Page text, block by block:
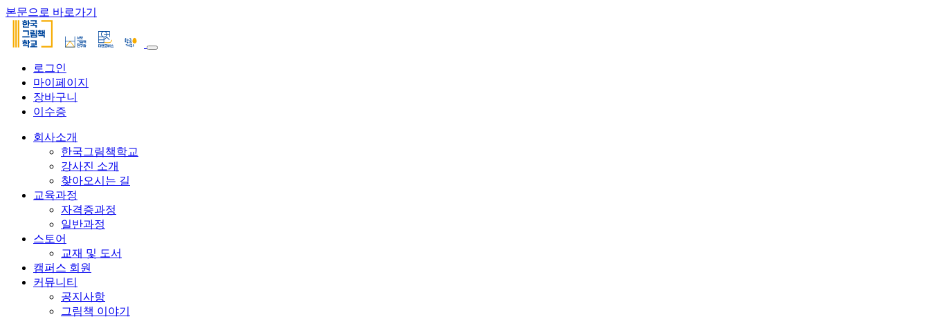
본문으로 바로가기
로그인
마이페이지
장바구니
이수증
회사소개
한국그림책학교
강사진 소개
찾아오시는 길
교육과정
자격증과정
일반과정
스토어
교재 및 도서
캠퍼스 회원
커뮤니티
공지사항
그림책 이야기